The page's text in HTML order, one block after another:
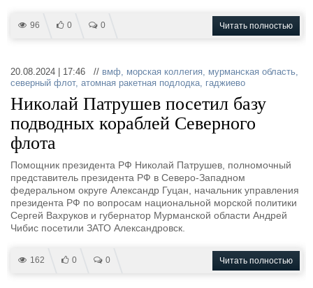
96 0 0 Читать полностью
20.08.2024 | 17:46 // вмф, морская коллегия, мурманская область,
северный флот, атомная ракетная подлодка, гаджиево
Николай Патрушев посетил базу
подводных кораблей Северного
флота
Помощник президента РФ Николай Патрушев, полномочный
представитель президента РФ в Северо-Западном
федеральном округе Александр Гуцан, начальник управления
президента РФ по вопросам национальной морской политики
Сергей Вахруков и губернатор Мурманской области Андрей
Чибис посетили ЗАТО Александровск.
162 0 0 Читать полностью